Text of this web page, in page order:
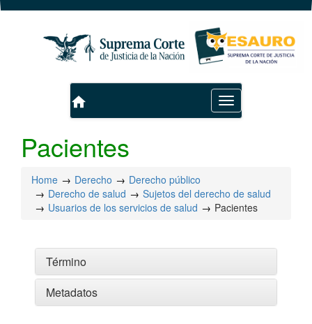
Toggle
navigation
home
Pacientes
Home Derecho
Derecho público
Derecho de salud
Sujetos del derecho de salud
Usuarios de los servicios de salud
Pacientes
Término
Metadatos